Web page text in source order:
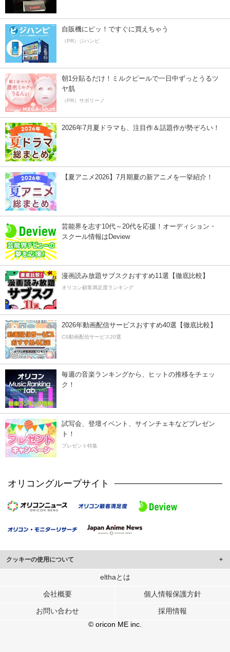
自販機にピッ！ですぐに買えちゃう
（PR）ジハンピ
朝1分貼るだけ！ミルクピールで一日中ずっとうるツ
ヤ肌
（PR）サボリーノ
2026年7月夏ドラマも、注目作＆話題作が勢ぞろい！
【夏アニメ2026】7月期夏の新アニメを一挙紹介！
芸能界を志す10代～20代を応援！オーディション・
スクール情報はDeview
漫画読み放題サブスクおすすめ11選【徹底比較】
オリコン顧客満足度ランキング
2026年動画配信サービスおすすめ40選【徹底比較】
CS動画配信サービス20選
毎週の音楽ランキングから、ヒットの推移をチェッ
ク！
試写会、登壇イベント、サインチェキなどプレゼン
ト！
プレゼント特集
オリコングループサイト
クッキーの使用について
このサイトでは Cookie を使用して、ユーザーに合わせたコンテンツや広告の
行っています。
メディアや広告配信、データ解析の各パートナーに提供しています。
各パートナーは、この情報とユーザーが各パートナーに提供した他の情報や、
ユーザーが各パートナーのサービスを使用したときに収集した他の情報を組み
elthaとは
会社概要 個人情報保護方針
お問い合わせ
採用情報
© oricon ME inc.